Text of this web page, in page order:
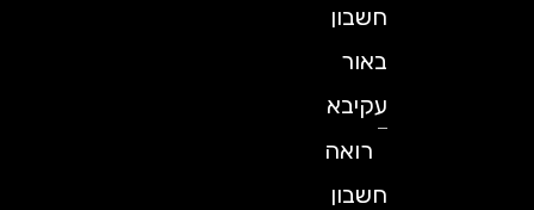
חשבון
באור
עקיבא
רואה
חשבון